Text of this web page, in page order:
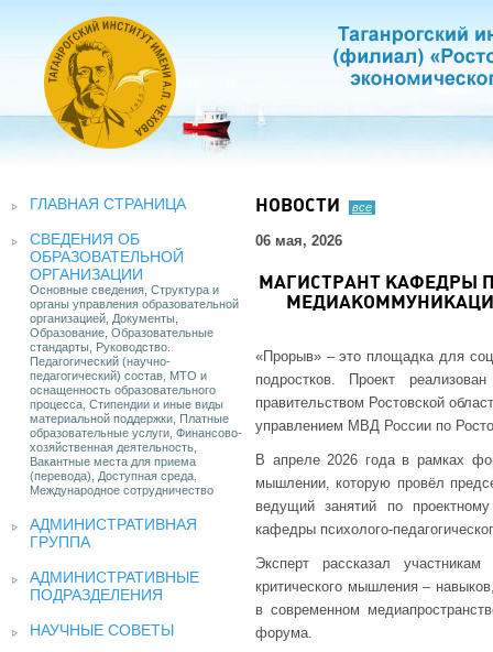
ГЛАВНАЯ СТРАНИЦА
СВЕДЕНИЯ ОБ
ОБРАЗОВАТЕЛЬНОЙ
ОРГАНИЗАЦИИ
Основные сведения, Структура и
органы управления образовательной
организацией, Документы,
Образование, Образовательные
стандарты, Руководство.
Педагогический (научно-
педагогический) состав, МТО и
оснащенность образовательного
процесса, Стипендии и иные виды
материальной поддержки, Платные
образовательные услуги, Финансово-
хозяйственная деятельность,
Вакантные места для приема
(перевода), Доступная среда,
Международное сотрудничество
АДМИНИСТРАТИВНАЯ
ГРУППА
АДМИНИСТРАТИВНЫЕ
ПОДРАЗДЕЛЕНИЯ
НАУЧНЫЕ СОВЕТЫ
НОВОСТИ все
06 мая, 2026
МАГИСТРАНТ КАФЕДРЫ
«Прорыв» – это площадка для
подростков. Проект
правительством Ростовской
управлением МВД России по
В апреле 2026 года в рамках
мышлении, которую провёл
ведущий занятий по
кафедры психолого-
Эксперт рассказал
критического мышления –
в современном
форума.